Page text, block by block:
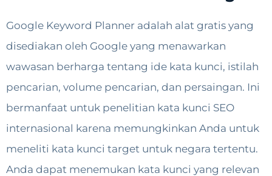
Google Keyword Planner adalah alat gratis yang
disediakan oleh Google yang menawarkan
wawasan berharga tentang ide kata kunci, istilah
pencarian, volume pencarian, dan persaingan. Ini
bermanfaat untuk penelitian kata kunci SEO
internasional karena memungkinkan Anda untuk
meneliti kata kunci target untuk negara tertentu.
Anda dapat menemukan kata kunci yang relevan